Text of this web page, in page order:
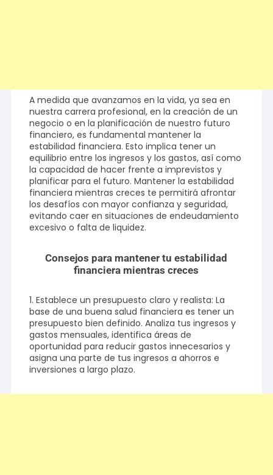
A medida que avanzamos en la vida, ya sea en
nuestra carrera profesional, en la creación de un
negocio o en la planificación de nuestro futuro
financiero, es fundamental mantener la
estabilidad financiera. Esto implica tener un
equilibrio entre los ingresos y los gastos, así como
la capacidad de hacer frente a imprevistos y
planificar para el futuro. Mantener la estabilidad
financiera mientras creces te permitirá afrontar
los desafíos con mayor confianza y seguridad,
evitando caer en situaciones de endeudamiento
excesivo o falta de liquidez.
Consejos para mantener tu estabilidad
financiera mientras creces
1. Establece un presupuesto claro y realista: La
base de una buena salud financiera es tener un
presupuesto bien definido. Analiza tus ingresos y
gastos mensuales, identifica áreas de
oportunidad para reducir gastos innecesarios y
asigna una parte de tus ingresos a ahorros e
inversiones a largo plazo.